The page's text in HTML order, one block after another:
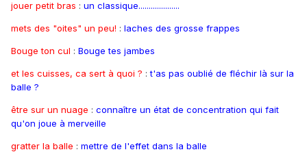
jouer petit bras : un classique....................
mets des "oites" un peu! : laches des grosse frappes
Bouge ton cul : Bouge tes jambes
et les cuisses, ca sert à quoi ? :t'as pas oublié de fléchir là sur la
balle ?
être sur un nuage : connaître un état de concentration qui fait
qu'on joue à merveille
gratter la balle : mettre de l'effet dans la balle